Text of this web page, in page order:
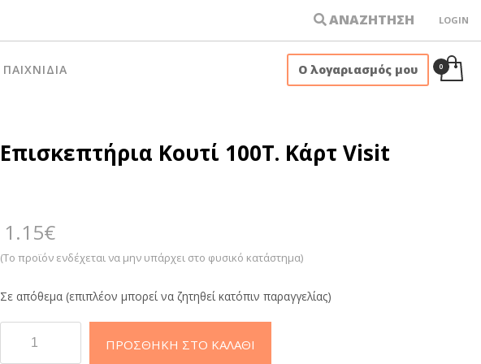
ΑΝΑΖΗΤΗΣΗ LOGIN
ΠΑΙΧΝΊΔΙΑ Ο λογαριασμός μου
Επισκεπτήρια Κουτί 100Τ. Κάρτ Visit
1.15€
(Το προϊόν ενδέχεται να μην υπάρχει στο φυσικό κατάστημα)
Σε απόθεμα (επιπλέον μπορεί να ζητηθεί κατόπιν παραγγελίας)
Κουτί
ΠΡΟΣΘΉΚΗ ΣΤΟ ΚΑΛΆΘΙ